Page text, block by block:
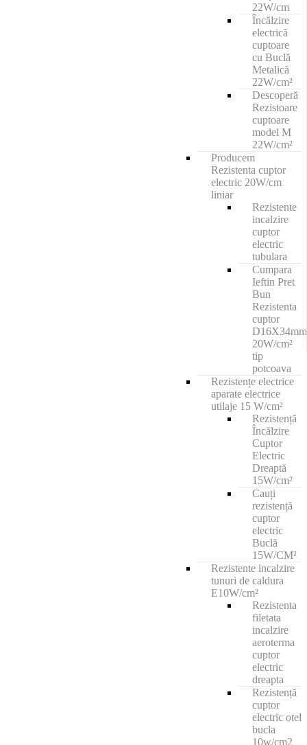
22W/cm
Încălzire
electrică
cuptoare
cu Buclă
Metalică
22W/cm²
Descoperă
Rezistoare
cuptoare
model M
22W/cm²
Producem
Rezistenta cuptor
electric 20W/cm
liniar
Rezistente
incalzire
cuptor
electric
tubulara
Cumpara
Ieftin Pret
Bun
Rezistenta
cuptor
D16X34mm
20W/cm²
tip
potcoava
Rezistențe electrice
aparate electrice
utilaje 15 W/cm²
Rezistență
Încălzire
Cuptor
Electric
Dreaptă
15W/cm²
Cauți
rezistență
cuptor
electric
Buclă
15W/CM²
Rezistente incalzire
tunuri de caldura
E10W/cm²
Rezistenta
filetata
incalzire
aeroterma
cuptor
electric
dreapta
Rezistență
cuptor
electric otel
bucla
10w/cm2